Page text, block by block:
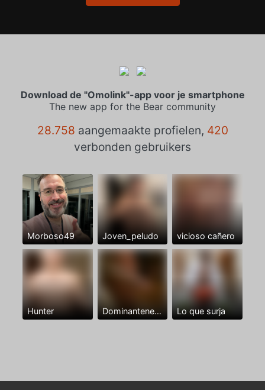
Download de "Omolink"-app voor je smartphone
The new app for the Bear community
28.758 aangemaakte profielen, 420
verbonden gebruikers
Morboso49 Joven_peludo vicioso cañero
Hunter Dominantenegro ya Lo que surja